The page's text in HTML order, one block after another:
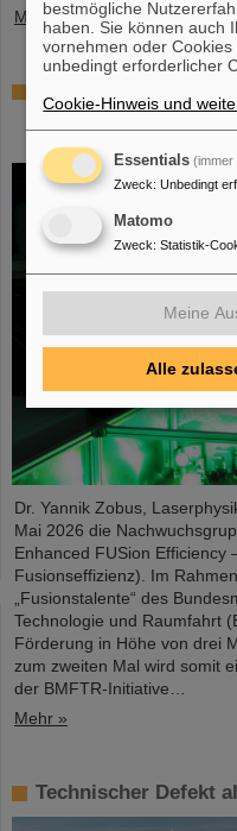
Mehr »
Fusionsforschung –
Dr. Yannik Zobus,
Mai 2026 die
Enhanced FUSion Efficiency
Fusionseffizienz). Im
„Fusionstalente“ des
Technologie und Raumfahrt
Förderung in Höhe von drei
zum zweiten Mal wird somit
der BMFTR-Initiative…
Mehr »
Technischer Defekt
bestmögliche
haben. Sie können auch
vornehmen oder
unbedingt erforderlicher
Cookie-Hinweis und
Essentials (immer
Zweck: Unbedingt
Matomo
Zweck: Statistik-
Meine
Alle